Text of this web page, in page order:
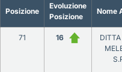
Posizione
Evoluzione
Posizione
Nome
71 16